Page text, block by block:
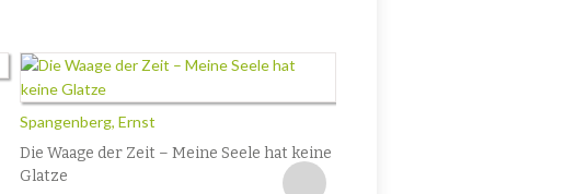
Spangenberg, Ernst
Die Waage der Zeit – Meine Seele hat keine
Glatze